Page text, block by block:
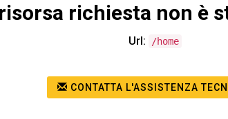
richiesta non è
Url: /home
CONTATTA L'ASSISTENZA